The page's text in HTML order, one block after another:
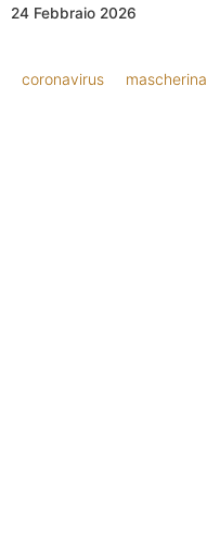
24 Febbraio 2026
coronavirus mascherina